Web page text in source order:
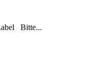
Bitte...